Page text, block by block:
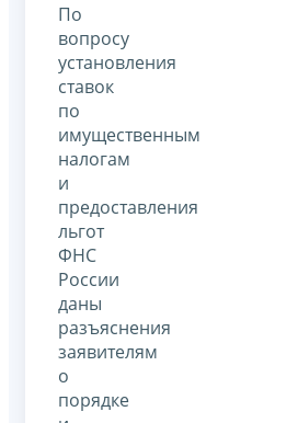
По
вопросу
установления
ставок
по
имущественным
налогам
и
предоставления
льгот
ФНС
России
даны
разъяснения
заявителям
о
порядке